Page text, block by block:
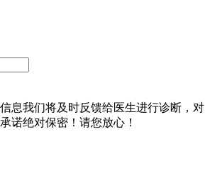
息我们将及时反馈给医生进行诊断，对
诺绝对保密！请您放心！